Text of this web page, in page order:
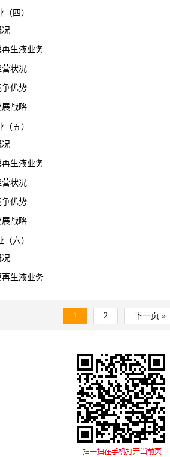
四）
液业务
状况
优势
战略
五）
液业务
状况
优势
战略
六）
再生液业务
1 2 下一页 »